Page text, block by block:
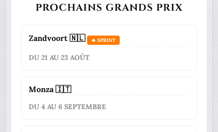
PROCHAINS GRANDS PRIX
Zandvoort 🇳🇱 🔥 SPRINT
DU 21 AU 23 AOÛT
Monza 🇮🇹
DU 4 AU 6 SEPTEMBRE